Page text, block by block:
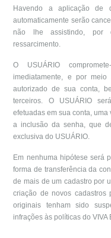
Havendo a aplicação de
automaticamente serão
não lhe assistindo, por
ressarcimento.
O USUÁRIO
imediatamente, e por
autorizado de sua conta,
terceiros. O USUÁRIO
efetuadas em sua conta,
a inclusão da senha, que
exclusiva do USUÁRIO.
Em nenhuma hipótese será
forma de transferência da
de mais de um cadastro por
criação de novos cadastros
originais tenham sido
infrações às políticas do VIVA